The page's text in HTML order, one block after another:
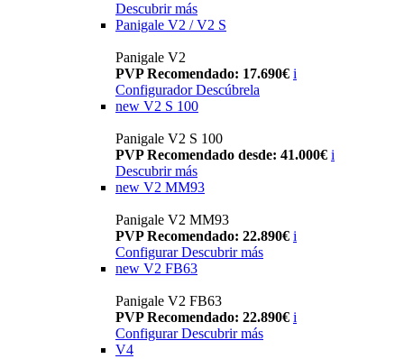
Descubrir más
Panigale V2 / V2 S
Panigale V2
PVP Recomendado: 17.690€ i
Configurador Descúbrela
new V2 S 100
Panigale V2 S 100
PVP Recomendado desde: 41.000€ i
Descubrir más
new V2 MM93
Panigale V2 MM93
PVP Recomendado: 22.890€ i
Configurar Descubrir más
new V2 FB63
Panigale V2 FB63
PVP Recomendado: 22.890€ i
Configurar Descubrir más
V4